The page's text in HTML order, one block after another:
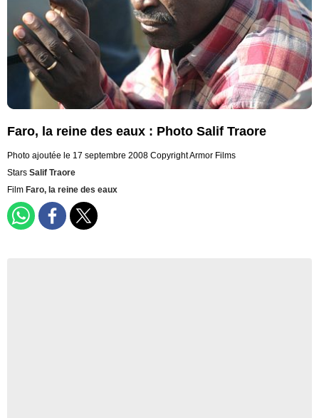
Faro, la reine des eaux : Photo Salif Traore
Photo ajoutée le 17 septembre 2008 Copyright Armor Films
Stars Salif Traore
Film Faro, la reine des eaux